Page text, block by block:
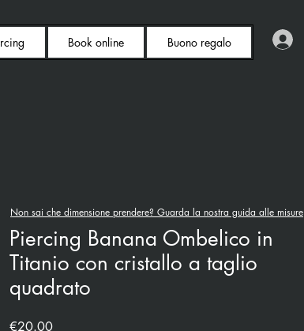
Book online Buono regalo
Piercing Banana Ombelico in
Titanio con cristallo a taglio
quadrato
€20.00Price
Non sai che dimensione prendere? Guarda la nostra guida alle misure